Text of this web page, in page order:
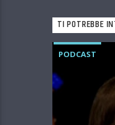
TI POTREBBE
PODCAST